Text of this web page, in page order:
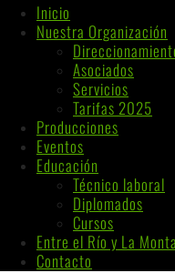
Inicio
Nuestra Organización
Asociados
Servicios
Tarifas 2025
Producciones
Eventos
Educación
Técnico laboral
Diplomados
Cursos
Entre el Río y La
Contacto